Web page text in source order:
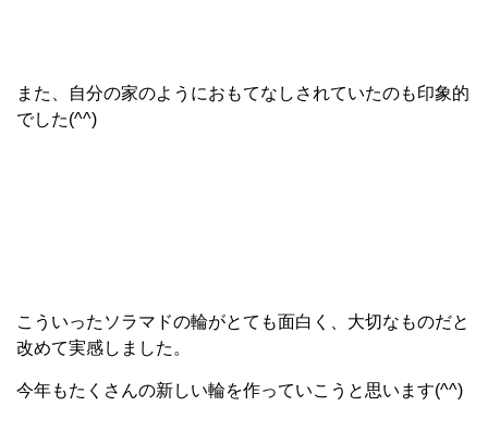
また、自分の家のようにおもてなしされていたのも印象的
でした(^^)
こういったソラマドの輪がとても面白く、大切なものだと
改めて実感しました。
今年もたくさんの新しい輪を作っていこうと思います(^^)